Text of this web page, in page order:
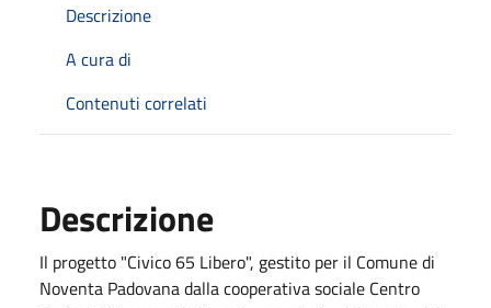
Descrizione
A cura di
Contenuti correlati
Descrizione
Il progetto "Civico 65 Libero", gestito per il Comune di
Noventa Padovana dalla cooperativa sociale Centro